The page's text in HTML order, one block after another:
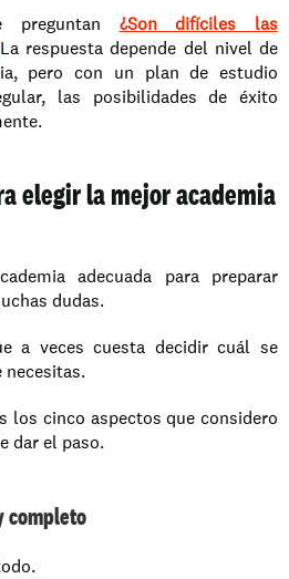
preguntan ¿Son difíciles las
respuesta depende del nivel de
pero con un plan de estudio
las posibilidades de éxito
elegir la mejor academia
adecuada para preparar
dudas.
a veces cuesta decidir cuál se
necesitas.
los cinco aspectos que considero
dar el paso.
completo